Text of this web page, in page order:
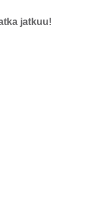
jatkuu!